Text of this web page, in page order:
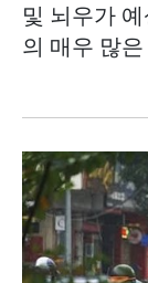
및 뇌우가
의 매우 많